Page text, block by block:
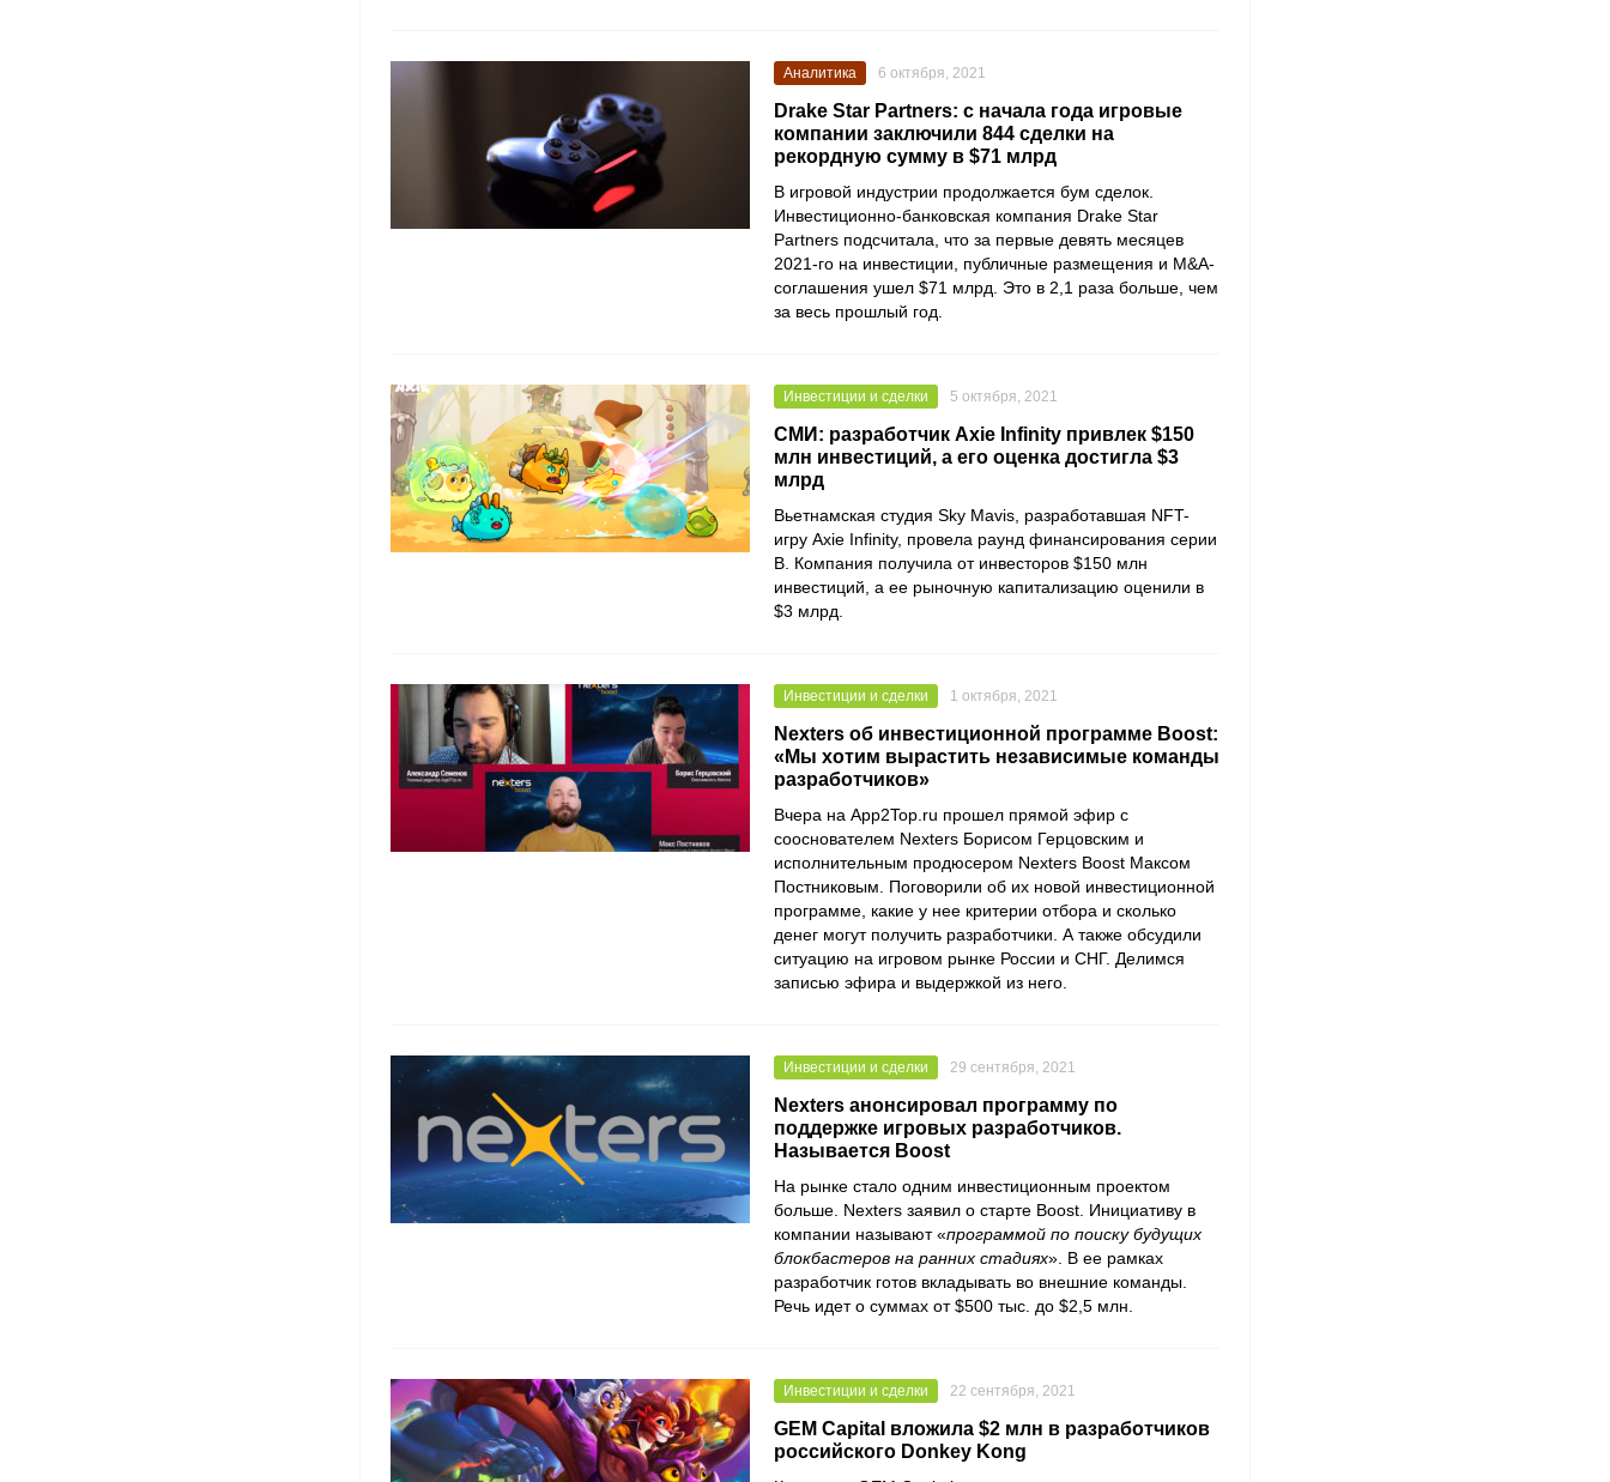
Аналитика 6 октября, 2021
Drake Star Partners: с начала года игровые
компании заключили 844 сделки на
рекордную сумму в $71 млрд
В игровой индустрии продолжается бум сделок.
Инвестиционно-банковская компания Drake Star
Partners подсчитала, что за первые девять месяцев
2021-го на инвестиции, публичные размещения и M&A-
соглашения ушел $71 млрд. Это в 2,1 раза больше, чем
за весь прошлый год.
Инвестиции и сделки 5 октября, 2021
СМИ: разработчик Axie Infinity привлек $150
млн инвестиций, а его оценка достигла $3
млрд
Вьетнамская студия Sky Mavis , разработавшая NFT-
игру Axie Infinity, провела раунд финансирования серии
B. Компания получила от инвесторов $150 млн
инвестиций, а ее рыночную капитализацию оценили в
$3 млрд.
Инвестиции и сделки 1 октября, 2021
Nexters об инвестиционной программе Boost:
«Мы хотим вырастить независимые команды
разработчиков»
Вчера на App2Top.ru прошел прямой эфир с
сооснователем Nexters Борисом Герцовским и
исполнительным продюсером Nexters Boost Максом
Постниковым. Поговорили об их новой инвестиционной
программе, какие у нее критерии отбора и сколько
денег могут получить разработчики. А также обсудили
ситуацию на игровом рынке России и СНГ. Делимся
записью эфира и выдержкой из него.
Инвестиции и сделки 29 сентября, 2021
Nexters анонсировал программу по
поддержке игровых разработчиков.
Называется Boost
На рынке стало одним инвестиционным проектом
больше. Nexters заявил о старте Boost . Инициативу в
компании называют «программой по поиску будущих
блокбастеров на ранних стадиях». В ее рамках
разработчик готов вкладывать во внешние команды.
Речь идет о суммах от $500 тыс. до $2,5 млн.
Инвестиции и сделки 22 сентября, 2021
GEM Capital вложила $2 млн в разработчиков
российского Donkey Kong